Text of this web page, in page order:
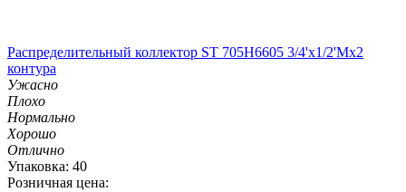
Распределительный коллектор ST 705H6605 3/4'х1/2'Мх2
контура
Ужасно
Плохо
Нормально
Хорошо
Отлично
Упаковка: 40
Розничная цена: